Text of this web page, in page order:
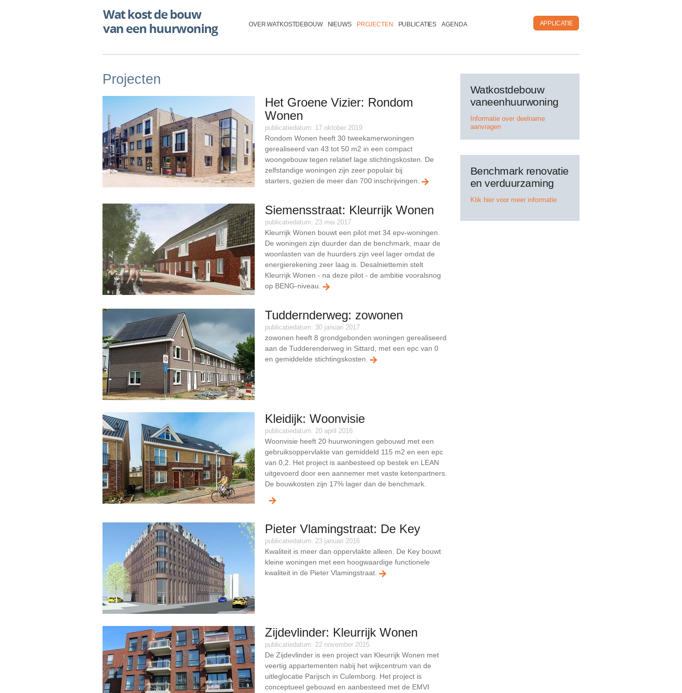
APPLICATIE
OVER WATKOSTDEBOUW NIEUWS PROJECTEN PUBLICATIES AGENDA
Projecten
Het Groene Vizier: Rondom
Wonen
publicatiedatum: 17 oktober 2019
Rondom Wonen heeft 30 tweekamerwoningen
gerealiseerd van 43 tot 50 m2 in een compact
woongebouw tegen relatief lage stichtingskosten
De
zelfstandige woningen zijn zeer populair bij
starters, gezien de meer dan 700 inschrijvingen.
Siemensstraat: Kleurrijk Wonen
publicatiedatum: 23 mei 2017
Kleurrijk Wonen bouwt een pilot met 34 epv-woningen.
De woningen zijn duurder dan de benchmark, maar de
woonlasten van de huurders zijn veel lager omdat de
energierekening zeer laag is. Desalniettemin stelt
Kleurrijk Wonen - na deze pilot - de ambitie vooralsnog
op BENG-niveau.
Tuddernderweg: zowonen
publicatiedatum: 30 januari 2017
zowonen heeft 8 grondgebonden woningen gerealiseerd
aan de Tudderenderweg in Sittard, met een epc van 0
en gemiddelde stichtingskosten.
Kleidijk: Woonvisie
publicatiedatum: 20 april 2016
Woonvisie heeft 20 huurwoningen gebouwd met een
gebruiksoppervlakte van gemiddeld 115 m2 en een epc
van 0,2. Het project is aanbesteed op bestek en LEAN
uitgevoerd door een aannemer met vaste ketenpartners.
De bouwkosten zijn 17% lager dan de benchmark.
Pieter Vlamingstraat: De Key
publicatiedatum: 23 januari 2016
Kwaliteit is meer dan oppervlakte alleen. De Key bouwt
kleine woningen met een hoogwaardige functionele
kwaliteit in de Pieter Vlamingstraat.
Zijdevlinder: Kleurrijk Wonen
publicatiedatum: 22 november 2015
De Zijdevlinder is een project van Kleurrijk Wonen met
veertig appartementen nabij het wijkcentrum van de
uitleglocatie Parijsch in Culemborg. Het project is
conceptueel gebouwd en aanbesteed met de EMVI
Watkostdebouw
vaneenhuurwoning
Informatie over deelname
aanvragen
Benchmark renovatie
en verduurzaming
Klik hier voor meer informatie